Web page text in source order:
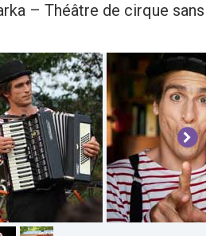
– Théâtre de cirque sans